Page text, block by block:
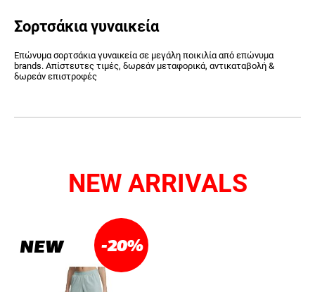
Σορτσάκια γυναικεία
Επώνυμα σορτσάκια γυναικεία σε μεγάλη ποικιλία από επώνυμα
brands. Απίστευτες τιμές, δωρεάν μεταφορικά, αντικαταβολή &
δωρεάν επιστροφές
NEW ARRIVALS
NEW -20%